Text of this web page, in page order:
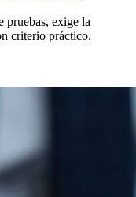
pruebas, exige la
criterio práctico.